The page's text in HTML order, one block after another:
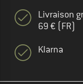
Livraison
69 € (FR)
Klarna